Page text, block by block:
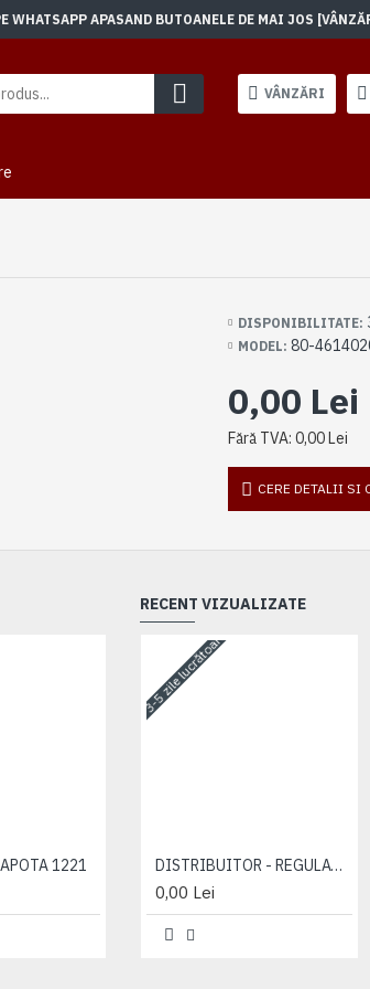
APASAND BUTOANELE DE MAI JOS
VÂNZĂRI
DISPONIBILITATE:
MODEL: 80-
0,00 Lei
Fără TVA: 0,00 Lei
CERE DETALII SI
1221
3-5 zile lucrătoare
ACCESORIU CAPOTA 1221
0,00 Lei
RECENT VIZUALIZATE
3-5 zile lucrătoare
DISTRIBUITOR - REGULATOR 572-952.3
0,00 Lei